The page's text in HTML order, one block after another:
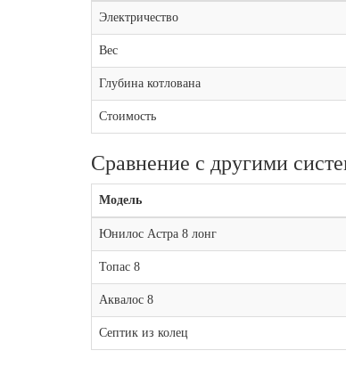
Электричество
Вес
Глубина котлована
Стоимость
Сравнение с другими
Модель
Юнилос Астра 8 лонг
Топас 8
Аквалос 8
Септик из колец